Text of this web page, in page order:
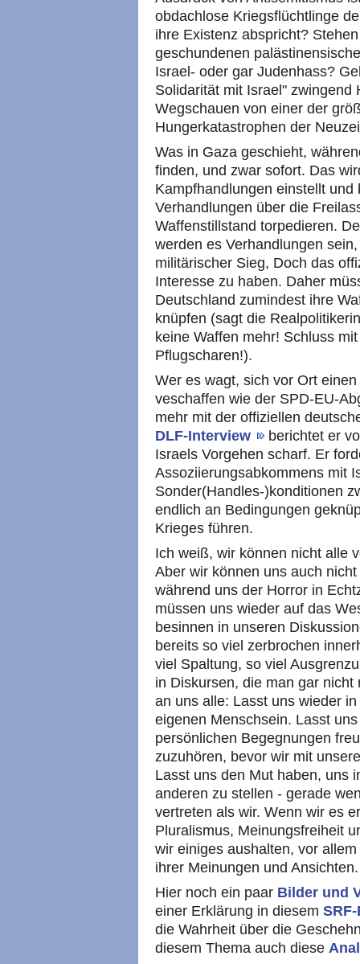
obdachlose Kriegsflüchtlinge
ihre Existenz abspricht?
geschundenen
Israel- oder gar Judenhass?
Solidarität mit Israel" zwingend
Wegschauen von einer der
Hungerkatastrophen der
Was in Gaza geschieht,
finden, und zwar sofort. Das
Kampfhandlungen einstellt
Verhandlungen über die
Waffenstillstand torpedieren.
werden es Verhandlungen
militärischer Sieg, Doch das
Interesse zu haben. Daher
Deutschland zumindest ihre
knüpfen (sagt die
keine Waffen mehr! Schluss
Pflugscharen!).
Wer es wagt, sich vor Ort
veschaffen wie der SPD-EU-
mehr mit der offiziellen
DLF-Interview
berichtet er
Israels Vorgehen scharf. Er
Assoziierungsabkommens mit
Sonder(Handles-)konditionen
endlich an Bedingungen
Krieges führen.
Ich weiß, wir können nicht alle
Aber wir können uns auch
während uns der Horror in
müssen uns wieder auf das
besinnen in unseren
bereits so viel zerbrochen
viel Spaltung, so viel
in Diskursen, die man gar
an uns alle: Lasst uns wieder
eigenen Menschsein. Lasst
persönlichen Begegnungen
zuzuhören, bevor wir mit
Lasst uns den Mut haben, uns
anderen zu stellen - gerade
vertreten als wir. Wenn wir es
Pluralismus, Meinungsfreiheit
wir einiges aushalten, vor
ihrer Meinungen und Ansichten.
Hier noch ein paar Bilder und
einer Erklärung in diesem
die Wahrheit über die
diesem Thema auch diese